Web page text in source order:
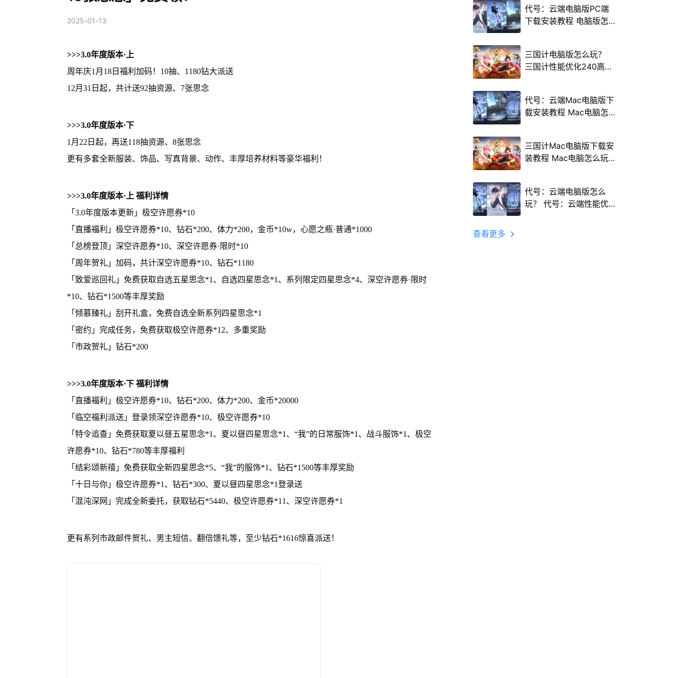
2025-01-13
>>>3.0年度版本·上
周年庆1月18日福利加码！10抽、1180钻大派送
12月31日起，共计送92抽资源、7张思念
>>>3.0年度版本·下
1月22日起，再送118抽资源、8张思念
更有多套全新服装、饰品、写真背景、动作、丰厚培养材料等豪华福利！
>>>3.0年度版本·上 福利详情
「3.0年度版本更新」极空许愿券*10
「直播福利」极空许愿券*10、钻石*200、体力*200，金币*10w，心愿之瓶·普通*1000
「总榜登顶」深空许愿券*10、深空许愿券·限时*10
「周年贺礼」加码，共计深空许愿券*10、钻石*1180
「致爱巡回礼」免费获取自选五星思念*1、自选四星思念*1、系列限定四星思念*4、深空许愿券·限时
*10、钻石*1500等丰厚奖励
「倾慕臻礼」刮开礼盒，免费自选全新系列四星思念*1
「密约」完成任务，免费获取极空许愿券*12、多重奖励
「市政贺礼」钻石*200
>>>3.0年度版本·下 福利详情
「直播福利」极空许愿券*10、钻石*200、体力*200、金币*20000
「临空福利派送」登录领深空许愿券*10、极空许愿券*10
「特令追查」免费获取夏以昼五星思念*1、夏以昼四星思念*1、“我”的日常服饰*1、战斗服饰*1、极空
许愿券*10、钻石*780等丰厚福利
「结彩颂新禧」免费获取全新四星思念*5、“我”的服饰*1、钻石*1500等丰厚奖励
「十日与你」极空许愿券*1、钻石*300、夏以昼四星思念*1登录送
「混沌深网」完成全新委托，获取钻石*5440、极空许愿券*11、深空许愿券*1
更有系列市政邮件贺礼、男主短信、翻倍馈礼等，至少钻石*1616惊喜派送！
代号：云端电脑版PC端
下载安装教程 电脑版怎
三国计电脑版怎么玩？
三国计性能优化240高帧
代号：云端Mac电脑版下
载安装教程 Mac电脑怎
三国计Mac电脑版下载安
装教程 Mac电脑怎么玩
代号：云端电脑版怎么
玩？ 代号：云端性能优
查看更多